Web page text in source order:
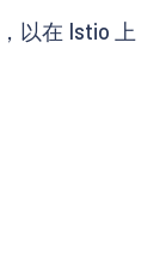
，以在 Istio 上